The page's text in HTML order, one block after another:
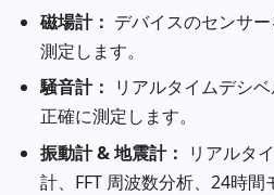
磁場計： デバイスのセンサ
測定します。
騒音計： リアルタイムデシ
正確に測定します。
振動計 & 地震計： リアルタ
計、FFT 周波数分析、24時